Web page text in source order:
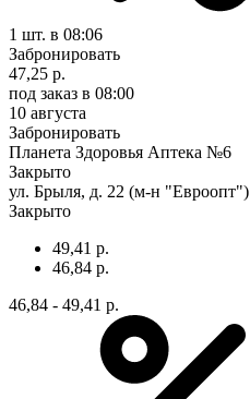
1 шт. в 08:06
Забронировать
47,25 р.
под заказ в 08:00
10 августа
Забронировать
Планета Здоровья Аптека №6
Закрыто
ул. Брыля, д. 22 (м-н "Евроопт")
Закрыто
49,41 р.
46,84 р.
46,84 - 49,41 р.